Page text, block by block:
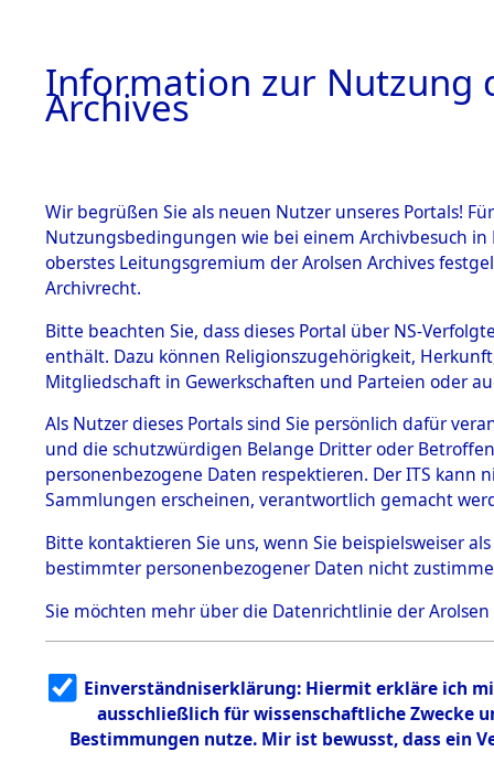
BESTÄNDE
1.
mente
5. Verschiedenes
5.3
Todesmärsche
5.3.1 Alliierte
Erhebungen
zu
Todesmärsch
en
5.3.2
g
5.3.3
Todesmärsch
von
Toter aus
Ort ihrer
0001
Information zur Nutzung
Archives
Wir begrüßen Sie als neuen Nutzer unseres Portals!
Nutzungsbedingungen wie bei einem Archivbesuch
oberstes Leitungsgremium der Arolsen Archives
Archivrecht.
Bitte beachten Sie, dass dieses Portal über NS-
enthält. Dazu können Religionszugehörigkeit,
Mitgliedschaft in Gewerkschaften und Parteien oder
Als Nutzer dieses Portals sind Sie persönlich dafür
und die schutzwürdigen Belange Dritter oder
personenbezogene Daten respektieren. Der ITS
Sammlungen erscheinen, verantwortlich gemacht
Bitte kontaktieren Sie uns, wenn Sie beispielsweiser
bestimmter personenbezogener Daten nicht
Sie möchten mehr über die Datenrichtlinie der Arolsen
Einverständniserklärung: Hiermit erkläre ich
ausschließlich für wissenschaftliche Zwecke
Bestimmungen nutze. Mir ist bewusst, dass ein